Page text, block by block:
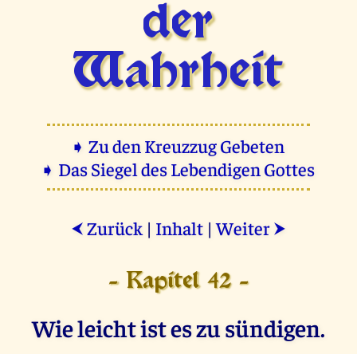
der
Wahrheit
➧ Zu den Kreuzzug Gebeten
➧ Das Siegel des Lebendigen Gottes
⮜ Zurück | Inhalt |Weiter ⮞
- Kapitel 42 -
Wie leicht ist es zu sündigen.